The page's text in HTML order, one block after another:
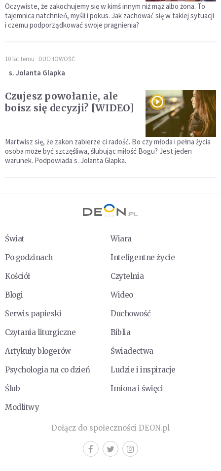
Oczywiste, że zakochujemy się w kimś innym niż mąż albo żona. To
tajemnica natchnień, myśli i pokus. Jak zachować się w takiej sytuacji
i czemu podporządkować swoje pragnienia?
10 lat temu DUCHOWOŚĆ
s. Jolanta Glapka
Czujesz powołanie, ale
boisz się decyzji? [WIDEO]
Martwisz się, że zakon zabierze ci radość. Bo czy młoda i pełna życia
osoba może być szczęśliwa, ślubując miłość Bogu? Jest jeden
warunek. Podpowiada s. Jolanta Glapka.
Świat
Wiara
Po godzinach
Inteligentne życie
Kościół
Czytelnia
Blogi
Wideo
Serwis papieski
Duchowość
Czytania liturgiczne
Biblia
Artykuły blogerów
Świadectwa
Psychologia na co dzień
Ludzie i inspiracje
Ślub
Imiona i święci
Modlitwy
Dołącz do społeczności DEON.pl